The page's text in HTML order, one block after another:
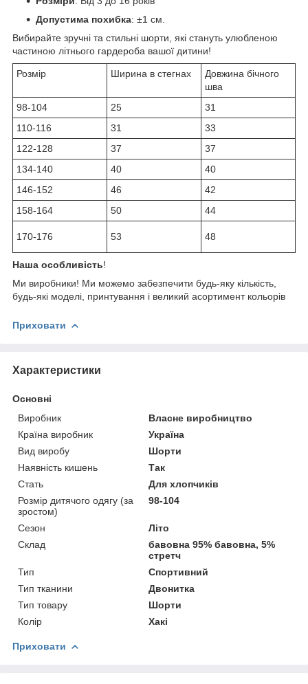
Допустима похибка: ±1 см.
Вибирайте зручні та стильні шорти, які стануть улюбленою
частиною літнього гардероба вашої дитини!
Розмір Ширина в стегнах
Довжина бічного
шва
98-104
25
31
110-116
31
33
122-128
37
37
134-140
40
40
146-152
46
42
158-164
50 44
170-176 53 48
Наша особливість!
Ми виробники! Ми можемо забезпечити будь-яку кількість,
будь-які моделі, принтування і великий асортимент кольорів
Приховати
Характеристики
Основні
Виробник
Власне виробництво
Країна виробник
Україна
Вид виробу
Шорти
Наявність кишень
Так
Стать
Для хлопчиків
Розмір дитячого одягу (за
зростом)
98-104
Сезон
Літо
Склад
бавовна 95% бавовна, 5%
стретч
Тип
Спортивний
Тип тканини
Двонитка
Тип товару
Шорти
Колір
Хакі
Приховати